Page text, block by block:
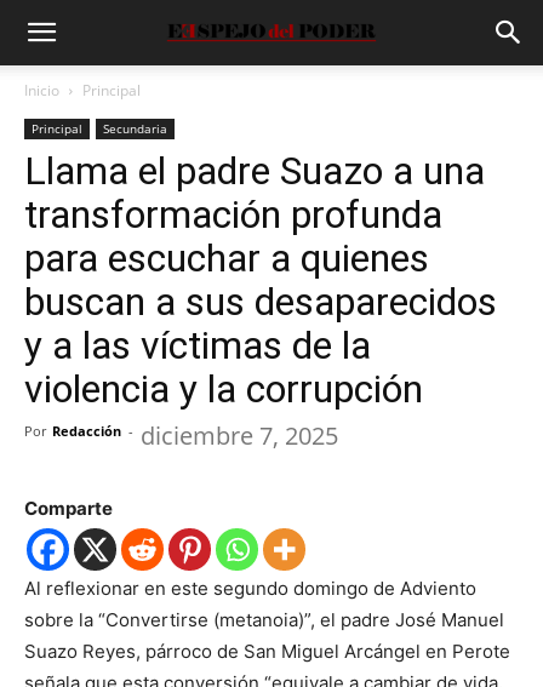
Inicio Principal
Principal Secundaria
Llama el padre Suazo a una
transformación profunda
para escuchar a quienes
buscan a sus desaparecidos
y a las víctimas de la
violencia y la corrupción
Por Redacción - diciembre 7, 2025
Comparte
Al reflexionar en este segundo domingo de Adviento
sobre la “Convertirse (metanoia)”, el padre José Manuel
Suazo Reyes, párroco de San Miguel Arcángel en Perote